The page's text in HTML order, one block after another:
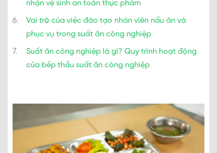
nhận vệ sinh an toàn thực phẩm
Vai trò của việc đào tạo nhân viên nấu ăn và
phục vụ trong suất ăn công nghiệp
Suất ăn công nghiệp là gì? Quy trình hoạt động
của bếp thầu suất ăn công nghiệp